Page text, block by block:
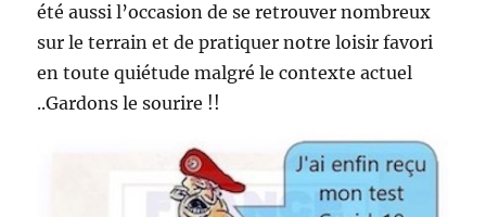
été aussi l’occasion de se retrouver nombreux
sur le terrain et de pratiquer notre loisir favori
en toute quiétude malgré le contexte actuel
..Gardons le sourire !!